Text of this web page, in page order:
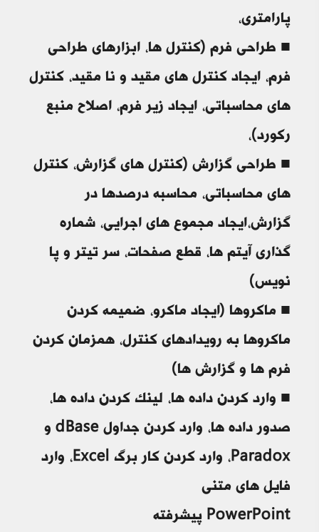
پارامتری،
■ طراحی فرم (کنترل ها، ابزارهای طراحی
فرم، ایجاد کنترل های مقید و نا مقید، کنترل
های محاسباتی، ایجاد زیر فرم، اصلاح منبع
رکورد)،
■ طراحی گزارش (کنترل های گزارش، کنترل
های محاسباتی، محاسبه درصدها در
گزارش،ایجاد مجموع های اجرایی، شماره
گذاری آیتم ها، قطع صفحات، سر تیتر و پا
نویس)
■ ماکروها (ایجاد ماکرو، ضمیمه کردن
ماکروها به رویدادهای کنترل، همزمان کردن
فرم ها و گزارش ها)
■ وارد کردن داده ها، لینک کردن داده ها،
صدور داده ها، وارد کردن جداول dBase و
Paradox، وارد کردن کار برگ Excel، وارد
فایل های متنی
PowerPoint پیشرفته